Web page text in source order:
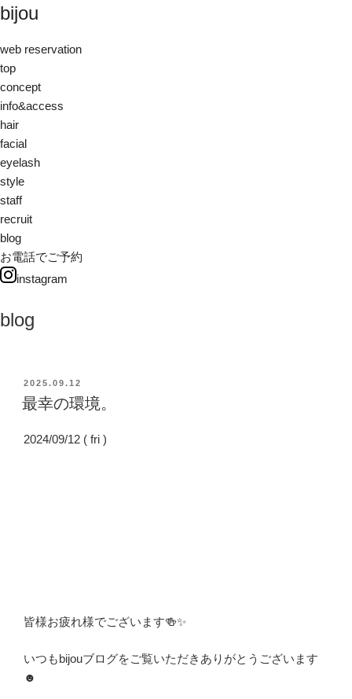
bijou
web reservation
top
concept
info&access
hair
facial
eyelash
style
staff
recruit
blog
お電話でご予約
instagram
blog
投
稿
日:
2025.09.12
最幸の環境。
2024/09/12 ( fri )
皆様お疲れ様でございます🍻✨
いつもbijouブログをご覧いただきありがとうございます
☻